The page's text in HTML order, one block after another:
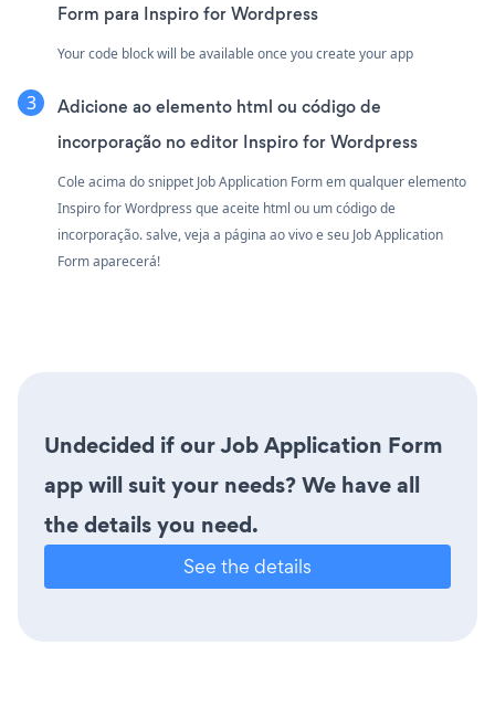
Form para Inspiro for Wordpress
Your code block will be available once you create your app
Adicione ao elemento html ou código de
incorporação no editor Inspiro for Wordpress
Cole acima do snippet Job Application Form em qualquer elemento
Inspiro for Wordpress que aceite html ou um código de
incorporação. salve, veja a página ao vivo e seu Job Application
Form aparecerá!
Undecided if our Job Application Form
app will suit your needs? We have all
the details you need.
See the details